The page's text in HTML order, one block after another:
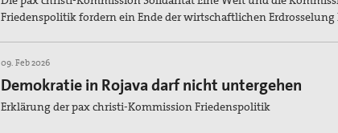
Friedenspolitik fordern ein Ende der wirtschaftlichen Erdrosselung
09. Feb 2026
Demokratie in Rojava darf nicht untergehen
Erklärung der pax christi-Kommission Friedenspolitik